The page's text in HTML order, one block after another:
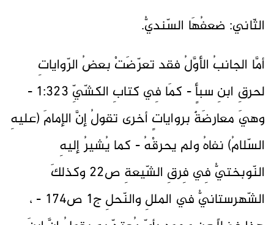
الثّاني: ضعفُهَا السّنديُّ.
أمَّا الجانبُ الأوَّلُ فقد تعرّضَتْ بعضُ الرّواياتِ
لحرقِ ابنِ سبأٍ - كمَا فِي كتابِ الكشّيِّ 1:323 -
وهيَ معارضَةٌ برواياتٍ أخرى تقولُ إنَّ الإمامَ (عليهِ
السّلامُ) نفاهُ ولم يحرقْهُ - كما يُشيرُ إليهِ
النّوبختيُّ فِي فِرقِ الشّيعةِ ص22 وكذلكَ
الشّهرستانيُّ في المللِ والنّحلِ ج1 ص174 - ،